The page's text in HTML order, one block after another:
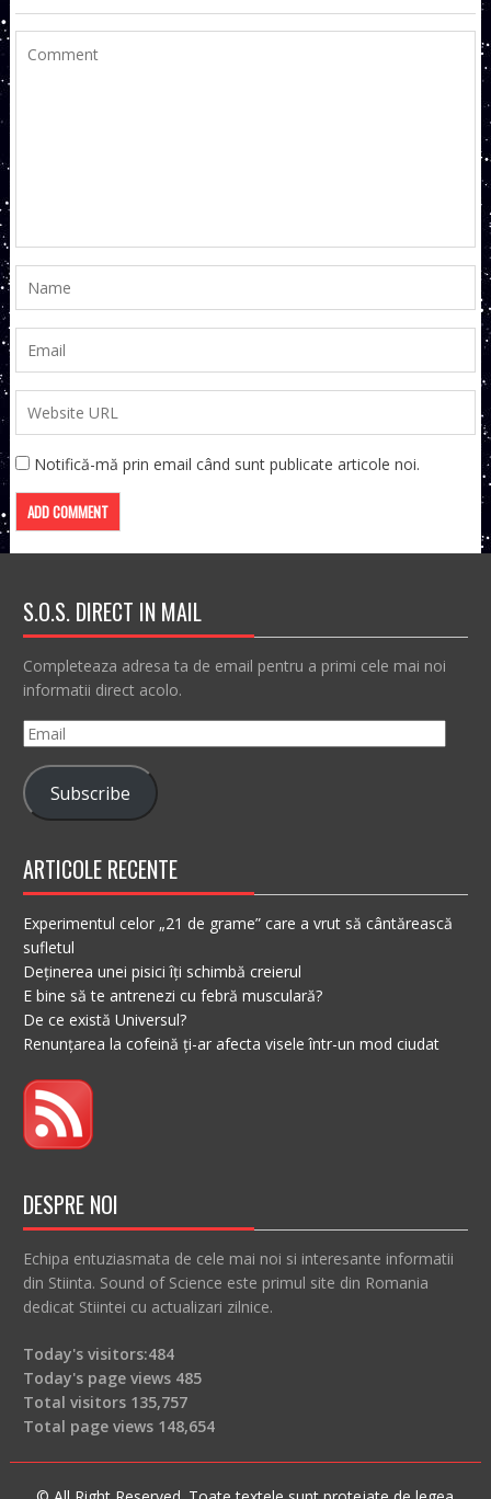
Notifică-mă prin email când sunt publicate articole noi.
S.O.S. DIRECT IN MAIL
Completeaza adresa ta de email pentru a primi cele mai noi
informatii direct acolo.
Email
Subscribe
ARTICOLE RECENTE
Experimentul celor „21 de grame” care a vrut să cântărească
sufletul
Deținerea unei pisici îți schimbă creierul
E bine să te antrenezi cu febră musculară?
De ce există Universul?
Renunțarea la cofeină ți-ar afecta visele într-un mod ciudat
DESPRE NOI
Echipa entuziasmata de cele mai noi si interesante informatii
din Stiinta. Sound of Science este primul site din Romania
dedicat Stiintei cu actualizari zilnice.
Today's visitors:484
Today's page views 485
Total visitors 135,757
Total page views 148,654